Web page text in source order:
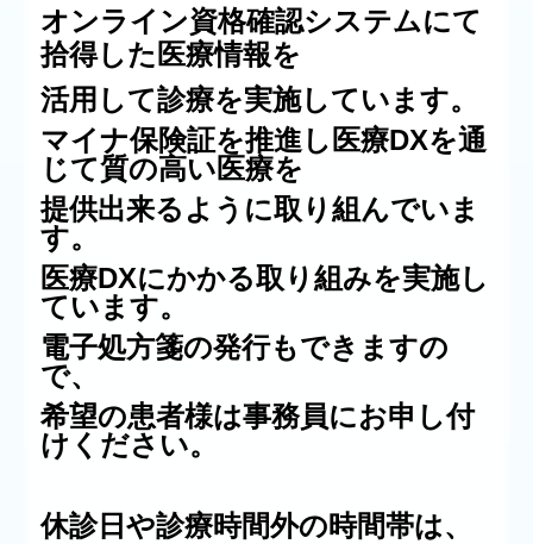
オンライン資格確認システムにて
拾得した医療情報を
活用して診療を実施しています。
マイナ保険証を推進し医療DXを通
じて質の高い医療を
提供出来るように取り組んでいま
す。
医療DXにかかる取り組みを実施し
ています。
電子処方箋の発行もできますの
で、
希望の患者様は事務員にお申し付
けください。
休診日や診療時間外の時間帯は、